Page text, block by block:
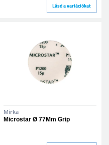
Lásd a variációkat
Mirka
Microstar Ø 77Mm Grip